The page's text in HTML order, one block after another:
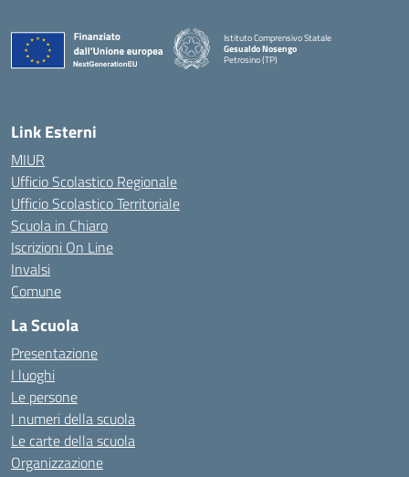
Istituto Comprensivo Statale
Gesualdo Nosengo
Petrosino (TP)
Link Esterni
MIUR
Ufficio Scolastico Regionale
Ufficio Scolastico Territoriale
Scuola in Chiaro
Iscrizioni On Line
Invalsi
Comune
La Scuola
Presentazione
I luoghi
Le persone
I numeri della scuola
Le carte della scuola
Organizzazione